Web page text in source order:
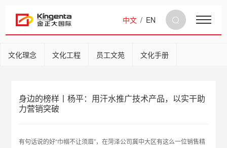
中文 / EN
文化理念 文化工程 员工文苑 文化手册
身边的榜样丨杨平：用汗水推广技术产品，以实干助
力营销突破
有句话说的好“巾帼不让须眉”，在菏泽公司冀中大区有这么一位销售精